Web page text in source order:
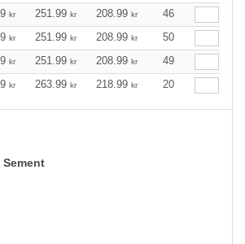
kr 251.99 kr 208.99 kr
46
kr 251.99 kr 208.99 kr
50
kr 251.99 kr 208.99 kr
49
kr 263.99 kr 218.99 kr 20
Sement